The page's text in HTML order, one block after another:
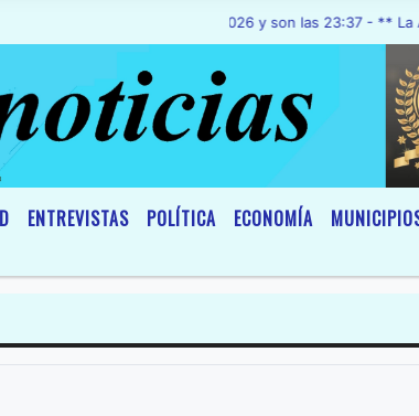
Jueves 6 de Agosto de 2026 y son las 23:37 - ** La
ENTREVISTAS POLÍTICA ECONOMÍA